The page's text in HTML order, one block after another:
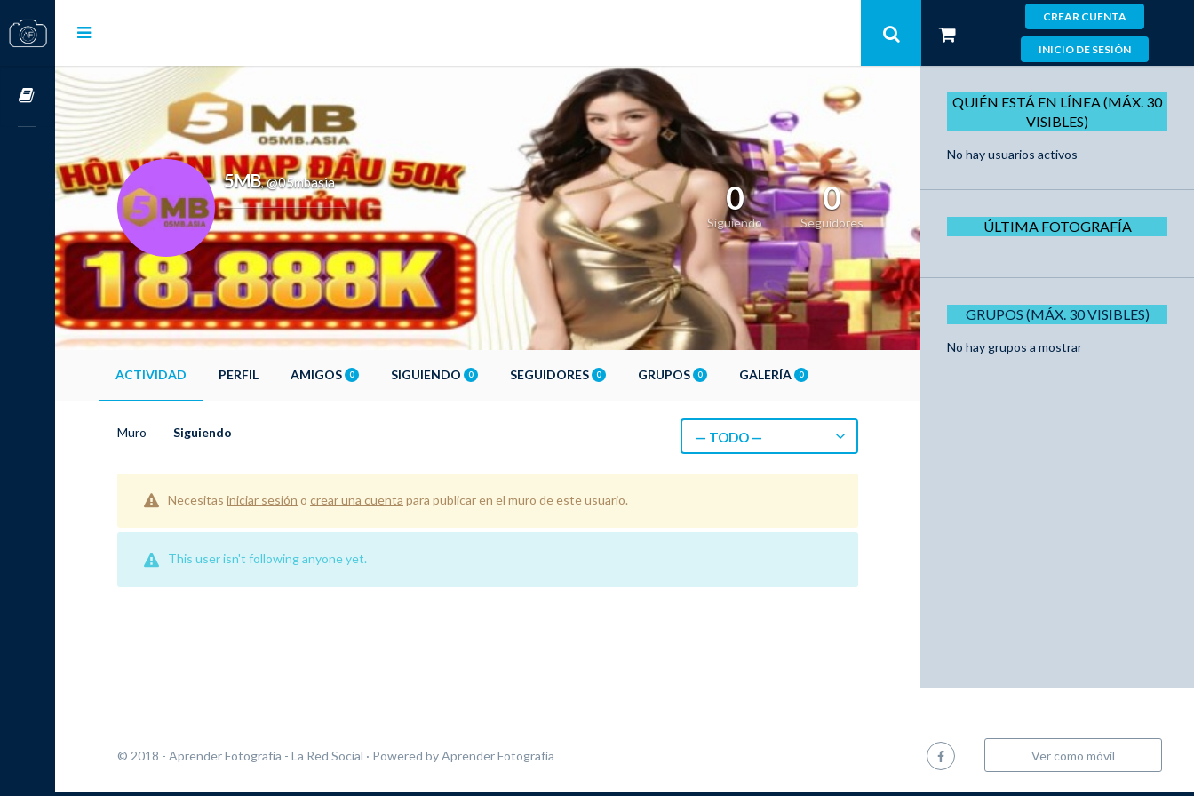
CREAR CUENTA
INICIO DE SESIÓN
Cursos OnLine
5MB,@05mbasia 0
Siguiendo
0
Seguidores
ACTIVIDAD PERFIL AMIGOS 0 SIGUIENDO 0 SEGUIDORES 0 GRUPOS 0 GALERÍA 0
Muro Siguiendo — TODO —
Necesitas iniciar sesión o crear una cuenta para publicar en el muro de este usuario.
This user isn't following anyone yet.
QUIÉN ESTÁ EN LÍNEA (MÁX. 30
VISIBLES)
No hay usuarios activos
ÚLTIMA FOTOGRAFÍA
GRUPOS (MÁX. 30 VISIBLES)
No hay grupos a mostrar
© 2018 - Aprender Fotografía - La Red Social · Powered byAprender Fotografía